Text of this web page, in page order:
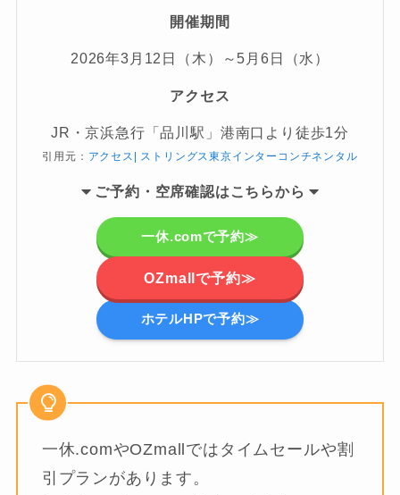
開催期間
2026年3月12日（木）～5月6日（水）
アクセス
JR・京浜急行「品川駅」港南口より徒歩1分
引用元： アクセス| ストリングス東京インターコンチネンタル
ご予約・空席確認はこちらから
一休.comで予約≫
OZmallで予約≫
ホテルHPで予約≫
一休.comやOZmallではタイムセールや割
引プランがあります。